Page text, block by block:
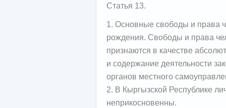
Статья 13.
1. Основные свободы и права
рождения. Свободы и права
признаются в качестве
и содержание деятельности
органов местного
2. В Кыргызской Республике
неприкосновенны.